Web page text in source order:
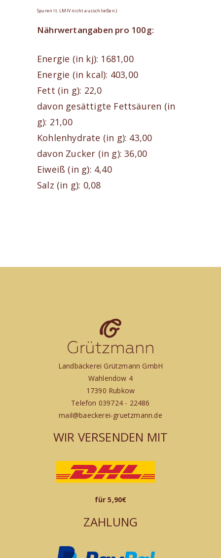
Spuren lt. LMIV nicht ausschließen.)
Nährwertangaben pro 100g:
Energie (in kj): 1681,00
Energie (in kcal): 403,00
Fett (in g): 22,0
davon gesättigte Fettsäuren (in
g): 21,00
Kohlenhydrate (in g): 43,00
davon Zucker (in g): 36,00
Eiweiß (in g): 4,40
Salz (in g): 0,08
Landbäckerei Grützmann GmbH
Wahlendow 4
17390 Rubkow
Telefon 039724 - 22486
mail@baeckerei-gruetzmann.de
WIR VERSENDEN MIT
für 5,90€
ZAHLUNG